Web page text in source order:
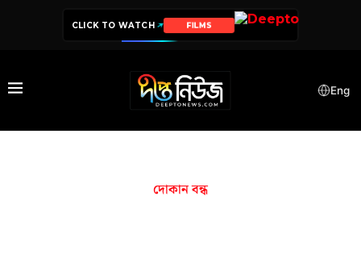
CLICK TO WATCH FILMS
Eng
দোকান বন্ধ